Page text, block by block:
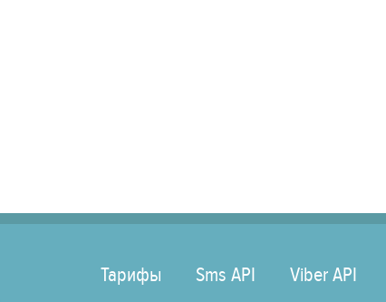
Тарифы Sms API Viber API